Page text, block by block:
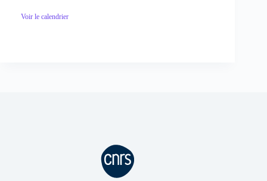
Voir le calendrier